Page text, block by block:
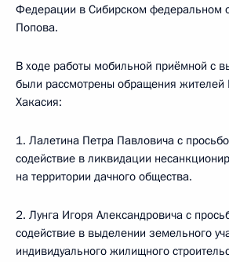
Федерации в Сибирском федеральном
Попова.
В ходе работы мобильной приёмной с
были рассмотрены обращения жителей
Хакасия:
1. Лалетина Петра Павловича с
содействие в ликвидации
на территории дачного общества.
2. Лунга Игоря Александровича с
содействие в выделении земельного
индивидуального жилищного